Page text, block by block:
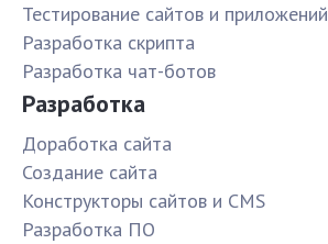
Тестирование сайтов и приложений
Разработка скрипта
Разработка чат-ботов
Разработка
Доработка сайта
Создание сайта
Конструкторы сайтов и CMS
Разработка ПО